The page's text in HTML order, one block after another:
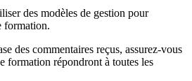
des modèles de gestion pour
formation.
des commentaires reçus, assurez-vous
formation répondront à toutes les